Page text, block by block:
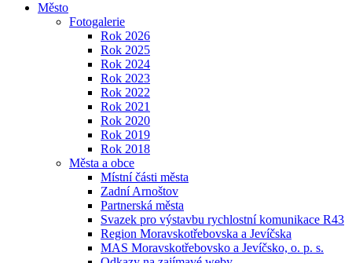
Město
Fotogalerie
Rok 2026
Rok 2025
Rok 2024
Rok 2023
Rok 2022
Rok 2021
Rok 2020
Rok 2019
Rok 2018
Města a obce
Místní části města
Zadní Arnoštov
Partnerská města
Svazek pro výstavbu rychlostní komunikace R43
Region Moravskotřebovska a Jevíčska
MAS Moravskotřebovsko a Jevíčsko, o. p. s.